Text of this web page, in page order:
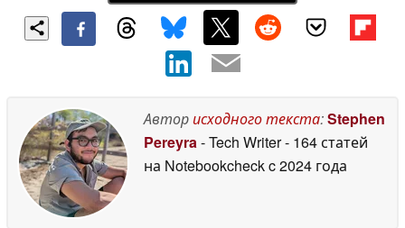
Авторисходного текста:Stephen
Pereyra- Tech Writer- 164 статей
на Notebookcheckc 2024 года